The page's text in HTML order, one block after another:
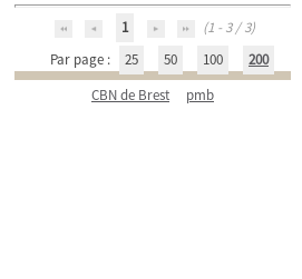
1
(1 - 3 / 3)
Par page :
25 50 100
200
CBN de Brest
pmb